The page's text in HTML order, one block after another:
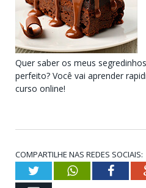
Quer saber os meus
perfeito? Você vai aprender
curso online!
COMPARTILHE NAS REDES SOCIAIS:
TwitterWhatsApp